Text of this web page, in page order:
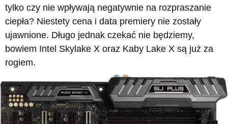
tylko czy nie wpływają negatywnie na rozpraszanie
ciepła? Niestety cena i data premiery nie zostały
ujawnione. Długo jednak czekać nie będziemy,
bowiem Intel Skylake X oraz Kaby Lake X są już za
rogiem.